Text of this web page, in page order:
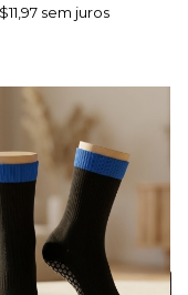
sem juros